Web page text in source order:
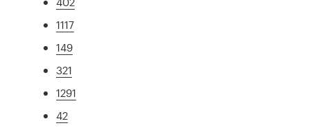
1117
149
321
1291
42